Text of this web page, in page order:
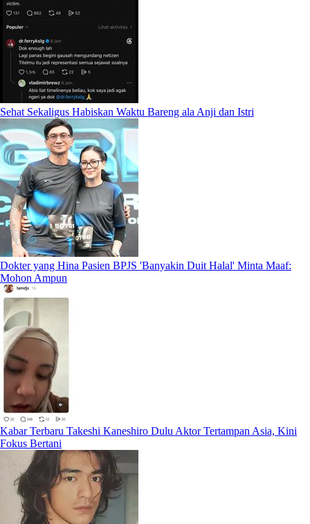
Sehat Sekaligus Habiskan Waktu Bareng ala Anji dan Istri
Dokter yang Hina Pasien BPJS 'Banyakin Duit Halal' Minta Maaf:
Mohon Ampun
Kabar Terbaru Takeshi Kaneshiro Dulu Aktor Tertampan Asia, Kini
Fokus Bertani